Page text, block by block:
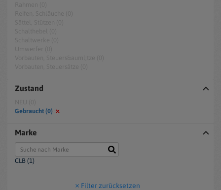
Zustand
Gebraucht (0)
Marke
CLB (1)
Filter zurücksetzen